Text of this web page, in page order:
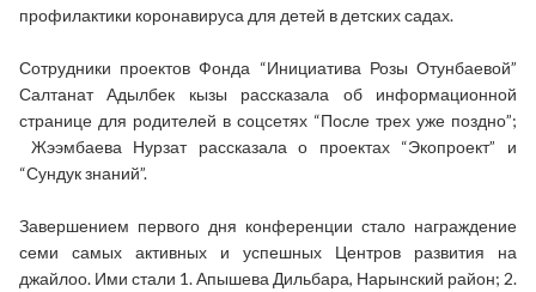
профилактики коронавируса для детей в детских садах.
Сотрудники проектов Фонда “Инициатива Розы Отунбаевой”
Салтанат Адылбек кызы рассказала об информационной
странице для родителей в соцсетях “После трех уже поздно”;
Жээмбаева Нурзат рассказала о проектах “Экопроект” и
“Сундук знаний”.
Завершением первого дня конференции стало награждение
семи самых активных и успешных Центров развития на
джайлоо. Ими стали 1. Апышева Дильбара, Нарынский район; 2.